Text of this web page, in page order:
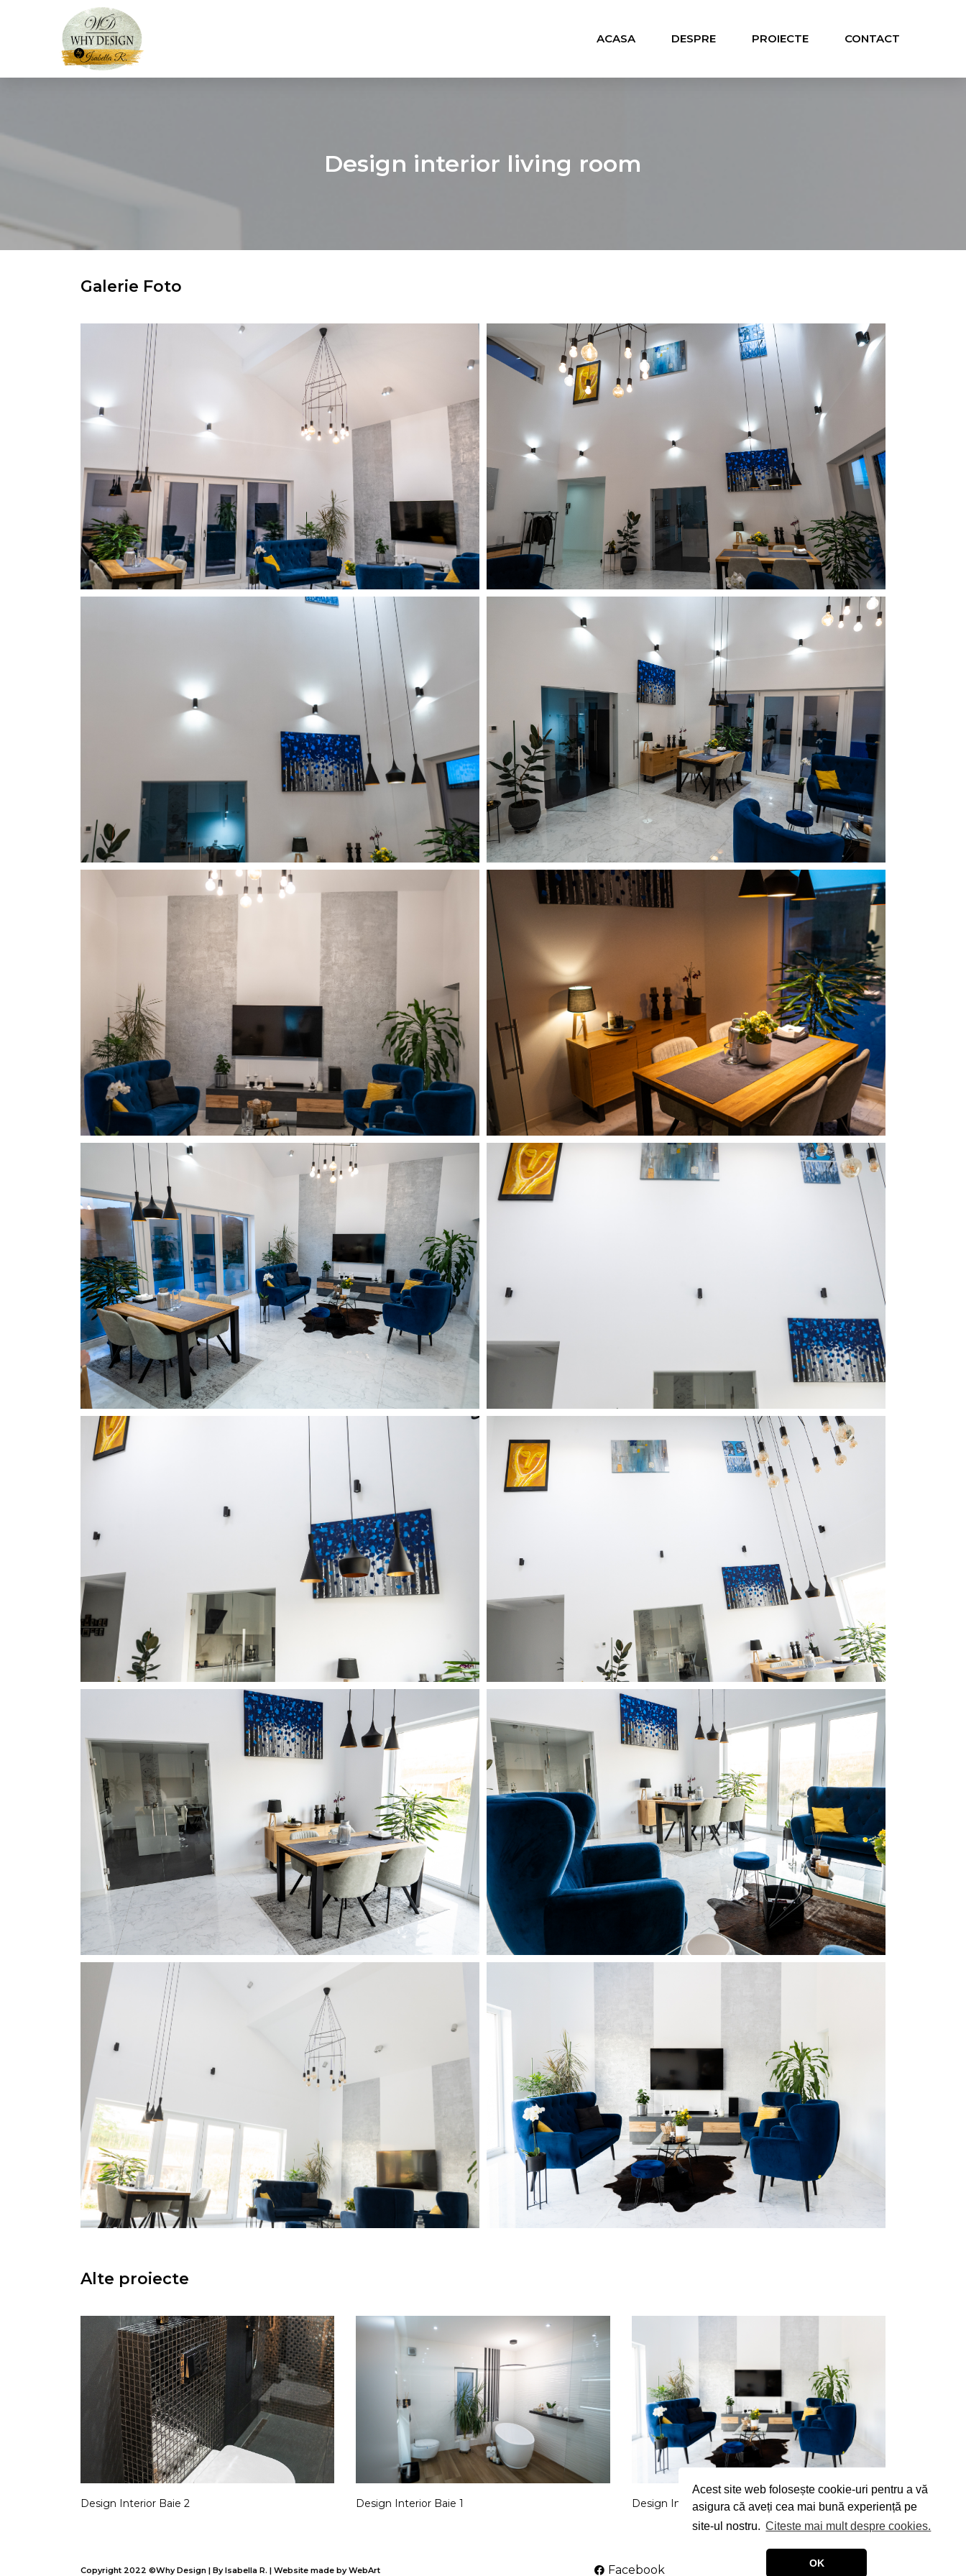
Acest site web folosește cookie-uri pentru a vă
asigura că aveți cea mai bună experiență pe
site-ul nostru. Citeste mai mult despre cookies.
OK
ACASA DESPRE PROIECTE CONTACT
Design interior living room
Galerie Foto
Alte proiecte
Design Interior Baie 2 Design Interior Baie 1 Design Interior Living Room
Copyright 2022 ©Why Design | By Isabella R. | Website made byWebArt Facebook LinkedIn